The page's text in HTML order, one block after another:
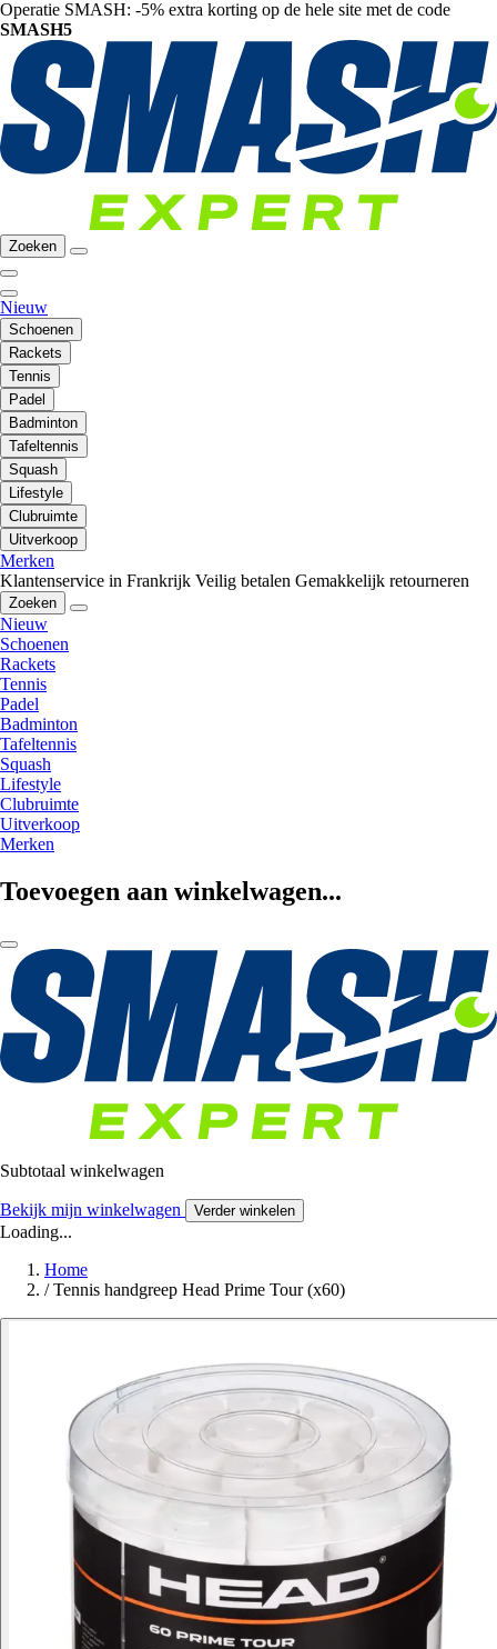
Operatie SMASH: -5% extra korting op de hele site met de code
SMASH5
Zoeken
Nieuw
Schoenen
Rackets
Tennis
Padel
Badminton
Tafeltennis
Squash
Lifestyle
Clubruimte
Uitverkoop
Merken
Klantenservice in Frankrijk Veilig betalen Gemakkelijk retourneren
Zoeken
Nieuw
Schoenen
Rackets
Tennis
Padel
Badminton
Tafeltennis
Squash
Lifestyle
Clubruimte
Uitverkoop
Merken
Toevoegen aan winkelwagen...
Subtotaal winkelwagen
Bekijk mijn winkelwagen Verder winkelen
Loading...
Home
/ Tennis handgreep Head Prime Tour (x60)